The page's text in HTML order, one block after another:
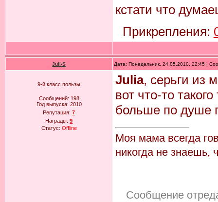
кстати что
Прикрепления:
Juli-S Дата: Понедельник, 24.05.2010, 22:45 |
9-й класс пользы
Сообщений: 198
Год выпуска: 2010
Репутация:7
Награды:9
Статус: Offline
Julia, серьги из
вот что-то
больше по душе
Моя мама всегда
никогда не знаешь,
Сообщение